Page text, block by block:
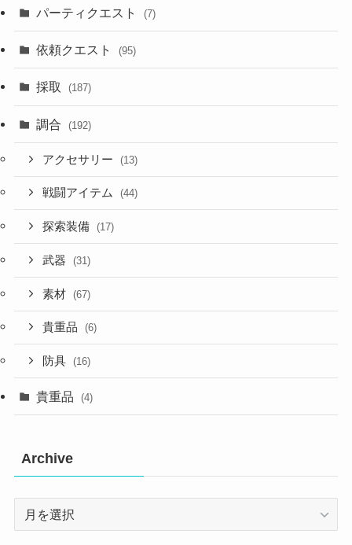
パーティクエスト (7)
依頼クエスト (95)
採取 (187)
調合 (192)
アクセサリー (13)
戦闘アイテム (44)
探索装備 (17)
武器 (31)
素材 (67)
貴重品 (6)
防具 (16)
貴重品 (4)
Archive
Archive